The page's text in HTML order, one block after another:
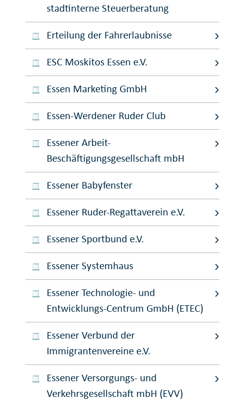
stadtinterne Steuerberatung
Erteilung der Fahrerlaubnisse
ESC Moskitos Essen e.V.
Essen Marketing GmbH
Essen-Werdener Ruder Club
Essener Arbeit-
Beschäftigungsgesellschaft mbH
Essener Babyfenster
Essener Ruder-Regattaverein e.V.
Essener Sportbund e.V.
Essener Systemhaus
Essener Technologie- und
Entwicklungs-Centrum GmbH (ETEC)
Essener Verbund der
Immigrantenvereine e.V.
Essener Versorgungs- und
Verkehrsgesellschaft mbH (EVV)